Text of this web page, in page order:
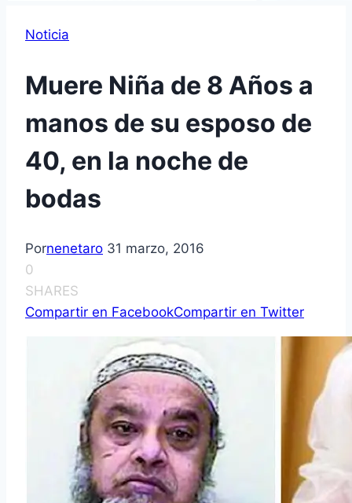
Noticia
Muere Niña de 8 Años a
manos de su esposo de
40, en la noche de
bodas
Pornenetaro 31 marzo, 2016
0
SHARES
Compartir en FacebookCompartir en Twitter